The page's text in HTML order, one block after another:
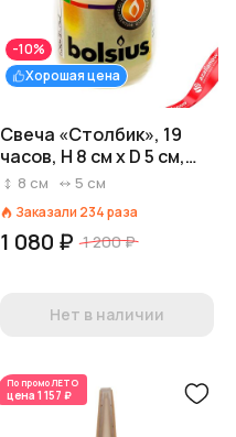
Хорошая цена
-10%
Свеча «Столбик», 19
часов, H 8 см x D 5 см,
кремовый
8 см 5 см
Заказали 234раза
1 080 ₽ 1 200 ₽
Нет в наличии
По промоЛЕТО
цена 1 157 ₽